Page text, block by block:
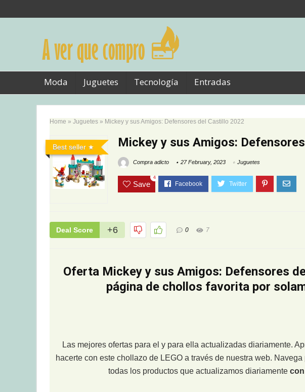
Moda Juguetes Tecnología Entradas
Home » Juguetes » Mickey y sus Amigos: Defensores del Castillo 2022
Best seller Mickey y sus Amigos:
Compra adicto 27 February, 2023 Juguetes
Save
4
Deal Score +6 0 7
Oferta Mickey y sus Amigos: Defensores
página de chollos favorita por
Las mejores ofertas para el y para ella actualizadas diariamente.
hacerte con este chollazo de LEGO a través de nuestra web.
todas los productos que actualizamos diariamente